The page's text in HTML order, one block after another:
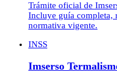
Trámite oficial de
Incluye guía completa,
normativa vigente.
INSS
Imserso